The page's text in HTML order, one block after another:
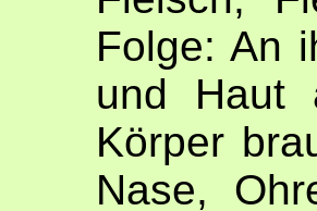
Folge: An
und Haut
Körper
Nase,